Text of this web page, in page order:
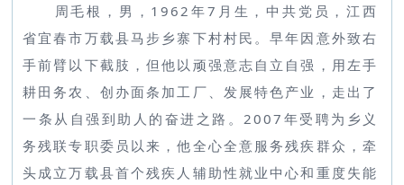
周毛根，男，1962年7月生，中共党员，江西
省宜春市万载县马步乡寨下村村民。早年因意外致右
手前臂以下截肢，但他以顽强意志自立自强，用左手
耕田务农、创办面条加工厂、发展特色产业，走出了
一条从自强到助人的奋进之路。2007年受聘为乡义
务残联专职委员以来，他全心全意服务残疾群众，牵
头成立万载县首个残疾人辅助性就业中心和重度失能